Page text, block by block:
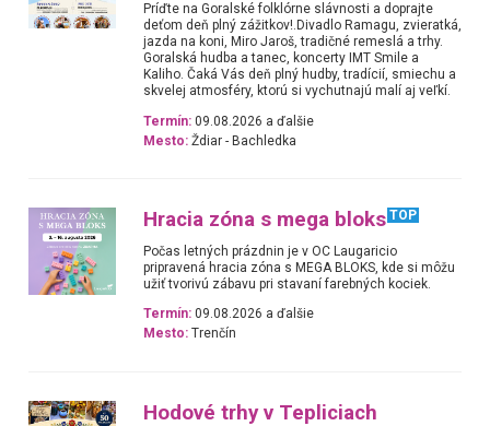
Príďte na Goralské folklórne slávnosti a doprajte
deťom deň plný zážitkov!.Divadlo Ramagu, zvieratká,
jazda na koni, Miro Jaroš, tradičné remeslá a trhy.
Goralská hudba a tanec, koncerty IMT Smile a
Kaliho. Čaká Vás deň plný hudby, tradícií, smiechu a
skvelej atmosféry, ktorú si vychutnajú malí aj veľkí.
Termín: 09.08.2026 a ďalšie
Mesto: Ždiar - Bachledka
Hracia zóna s mega bloks TOP
Počas letných prázdnin je v OC Laugaricio
pripravená hracia zóna s MEGA BLOKS, kde si môžu
užiť tvorivú zábavu pri stavaní farebných kociek.
Termín: 09.08.2026 a ďalšie
Mesto: Trenčín
Hodové trhy v Tepliciach